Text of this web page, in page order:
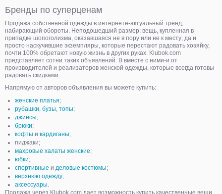
Бренды по суперценам
Продажа собственной одежды в интернете-актуальный тренд,
набирающий обороты. Неподошедший размер; вещь, купленная в
припадке шопоголизма, оказавшаяся не в пору или не к месту; да и
просто наскучившие экземпляры, которые перестают радовать хозяйку,
почти 100% обретают новую жизнь в других руках. Klubok.com
представляет сотни таких объявлений. В вместе с ними-и от
производителей и реализаторов женской одежды, которые всегда готовы
радовать скидками.
Напрямую от авторов объявления вы можете купить:
женские платья;
рубашки, бузы, топы;
джинсы;
брюки;
кофты и кардиганы;
пиджаки;
махровые халаты женские;
юбки;
спортивные и деловые костюмы;
верхнюю одежду;
аксессуары.
Продажа через Klubok.com дает возможность купить качественные вещи